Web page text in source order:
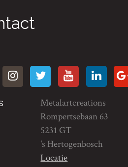
Metalartcreations
Rompertsebaan 63
5231 GT
's Hertogenbosch
Locatie